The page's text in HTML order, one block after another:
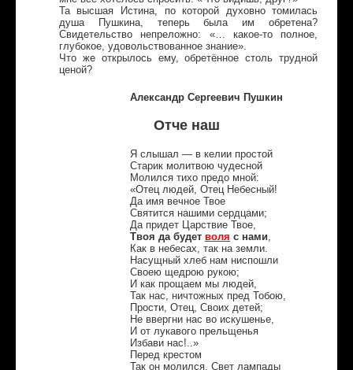
Та высшая Истина, по которой духовно томилась
душа Пушкина, теперь была им обретена?
Свидетельство непреложно: «… какое-то полное,
глубокое, удовольствованное знание».
Что же открылось ему, обретённое столь трудной
ценой?
Александр Сергеевич Пушкин
Отче наш
Я слышал — в келии простой
Старик молитвою чудесной
Молился тихо предо мной:
«Отец людей, Отец Небесный!
Да имя вечное Твое
Святится нашими сердцами;
Да придет Царствие Твое,
Твоя да будет воля с нами,
Как в небесах, так на земли.
Насущный хлеб нам ниспошли
Своею щедрою рукою;
И как прощаем мы людей,
Так нас, ничтожных пред Тобою,
Прости, Отец, Своих детей;
Не ввергни нас во искушенье,
И от лукавого прельщенья
Избави нас!..»
Перед крестом
Так он молился. Свет лампады